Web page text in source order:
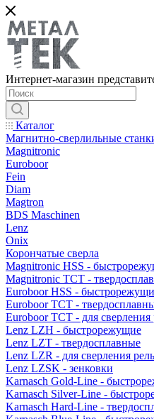
Интернет-магазин
Каталог
Магнитно-сверлильные
Magnitronic
Euroboor
Fein
Diam
Magtron
BDS Maschinen
Lenz
Onix
Корончатые сверла
Magnitronic HSS -
Magnitronic TCT -
Euroboor HSS -
Euroboor TCT -
Euroboor TCT - для сверления
Lenz LZH - быстрорежущие
Lenz LZT - твердосплавные
Lenz LZR - для сверления
Lenz LZSK - зенковки
Karnasch Gold-Line -
Karnasch Silver-Line -
Karnasch Hard-Line -